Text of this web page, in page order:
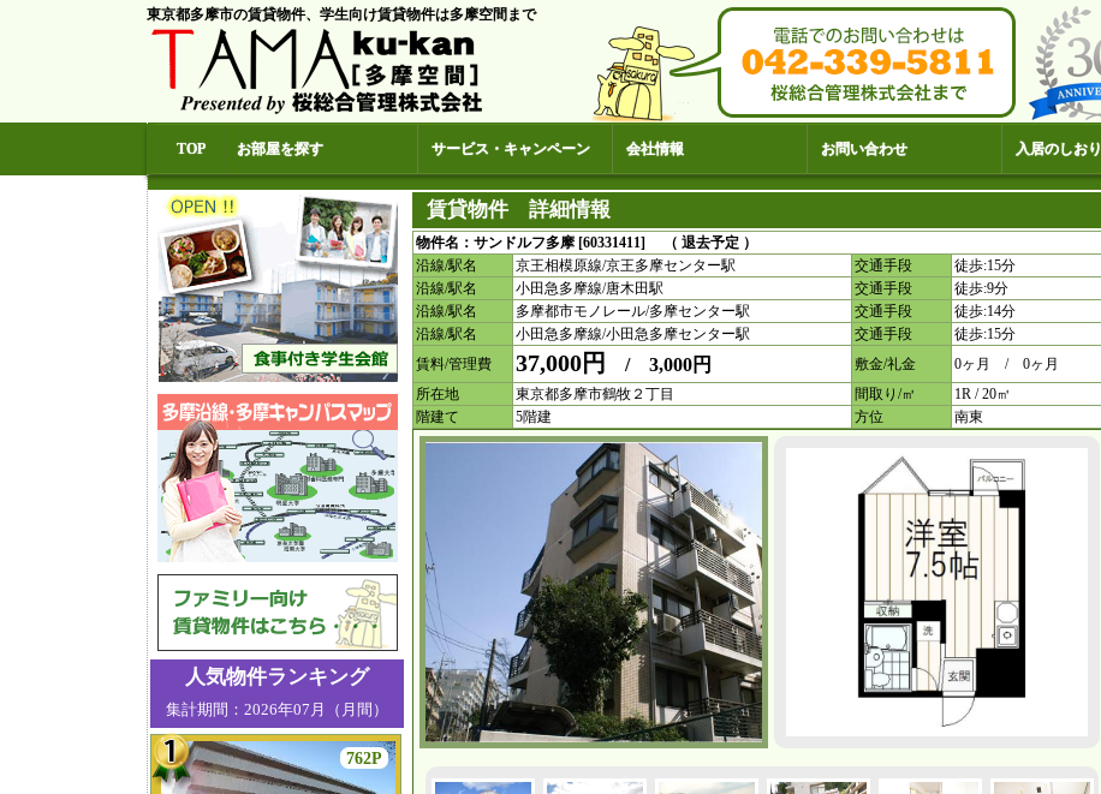
東京都多摩市の賃貸物件、学生向け賃貸物件は多摩空間まで
TOP お部屋を探す サービス・キャンペーン 会社情報 お問い合わせ 入居のしおり
賃貸物件 詳細情報
物件名：サンドルフ多摩 [60331411] （ 退去予定 ）
沿線/駅名
京王相模原線/京王多摩センター駅 交通手段
徒歩:15分
沿線/駅名
小田急多摩線/唐木田駅 交通手段
徒歩:9分
沿線/駅名
多摩都市モノレール/多摩センター駅 交通手段
徒歩:14分
沿線/駅名
小田急多摩線/小田急多摩センター駅 交通手段
徒歩:15分
賃料/管理費
37,000円 / 3,000円 敷金/礼金
0ヶ月 / 0ヶ月
所在地
東京都多摩市鶴牧２丁目 間取り/㎥
1R / 20㎥
階建て
5階建 方位 南東
人気物件ランキング
集計期間：2026年07月（月間）
762P